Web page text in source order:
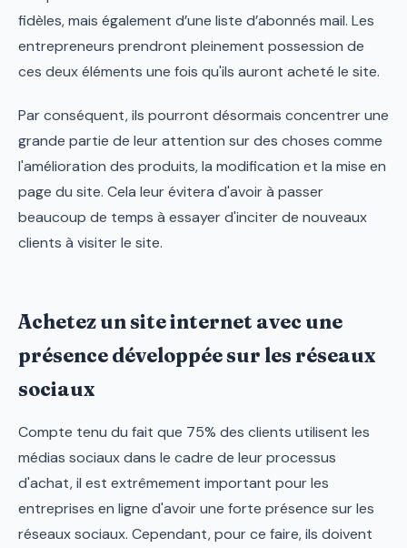
fidèles, mais également d’une liste d’abonnés mail. Les
entrepreneurs prendront pleinement possession de
ces deux éléments une fois qu'ils auront acheté le site.
Par conséquent, ils pourront désormais concentrer une
grande partie de leur attention sur des choses comme
l'amélioration des produits, la modification et la mise en
page du site. Cela leur évitera d'avoir à passer
beaucoup de temps à essayer d'inciter de nouveaux
clients à visiter le site.
Achetez un site internet avec une
présence développée sur les réseaux
sociaux
Compte tenu du fait que 75% des clients utilisent les
médias sociaux dans le cadre de leur processus
d'achat, il est extrêmement important pour les
entreprises en ligne d'avoir une forte présence sur les
réseaux sociaux. Cependant, pour ce faire, ils doivent